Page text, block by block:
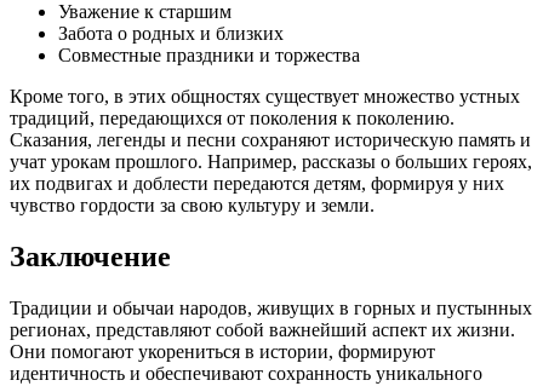
Уважение к старшим
Забота о родных и близких
Совместные праздники и торжества
Кроме того, в этих общностях существует множество устных
традиций, передающихся от поколения к поколению.
Сказания, легенды и песни сохраняют историческую память и
учат урокам прошлого. Например, рассказы о больших героях,
их подвигах и доблести передаются детям, формируя у них
чувство гордости за свою культуру и земли.
Заключение
Традиции и обычаи народов, живущих в горных и пустынных
регионах, представляют собой важнейший аспект их жизни.
Они помогают укорениться в истории, формируют
идентичность и обеспечивают сохранность уникального